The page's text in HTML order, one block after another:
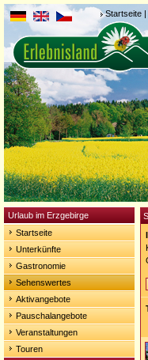
Startseite |
Urlaub im Erzgebirge
Startseite
Unterkünfte
Gastronomie
Sehenswertes
Aktivangebote
Pauschalangebote
Veranstaltungen
Touren